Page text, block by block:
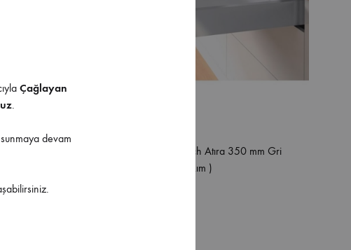
Hettich InnoTech Atıra 350 mm Gri
Bordürsüz ( Takım )
Çağlayan
.
devam